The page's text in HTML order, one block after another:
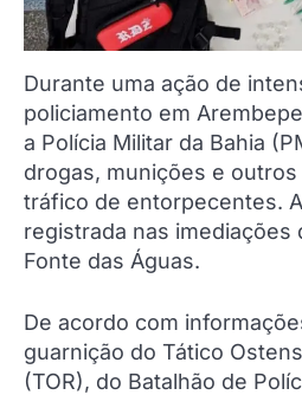
Durante uma ação de
policiamento em
a Polícia Militar da Bahia
drogas, munições e
tráfico de entorpecentes.
registrada nas imediações
Fonte das Águas.
De acordo com
guarnição do Tático
(TOR), do Batalhão de